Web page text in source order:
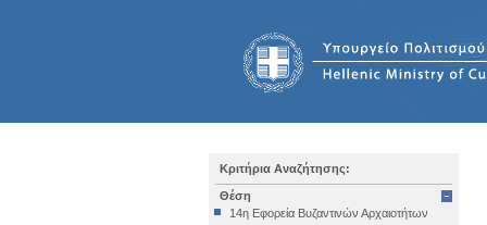
Κριτήρια Αναζήτησης:
Θέση
14η Εφορεία Βυζαντινών Αρχαιοτήτων